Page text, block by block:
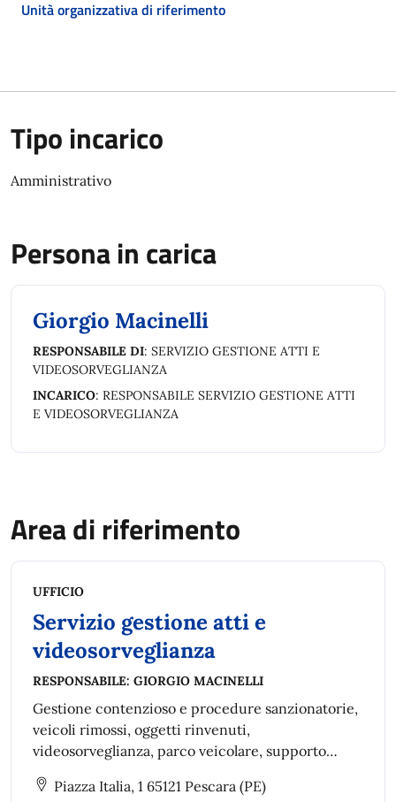
Unità organizzativa di riferimento
Tipo incarico
Amministrativo
Persona in carica
Giorgio Macinelli
RESPONSABILE DI: SERVIZIO GESTIONE ATTI E
VIDEOSORVEGLIANZA
INCARICO: RESPONSABILE SERVIZIO GESTIONE ATTI
E VIDEOSORVEGLIANZA
Area di riferimento
UFFICIO
Servizio gestione atti e
videosorveglianza
RESPONSABILE: GIORGIO MACINELLI
Gestione contenzioso e procedure sanzionatorie,
veicoli rimossi, oggetti rinvenuti,
videosorveglianza, parco veicolare, supporto
informatico e statistico, front office, centrale
operativa e atti ASO/TSO.
Piazza Italia, 1 65121 Pescara (PE)